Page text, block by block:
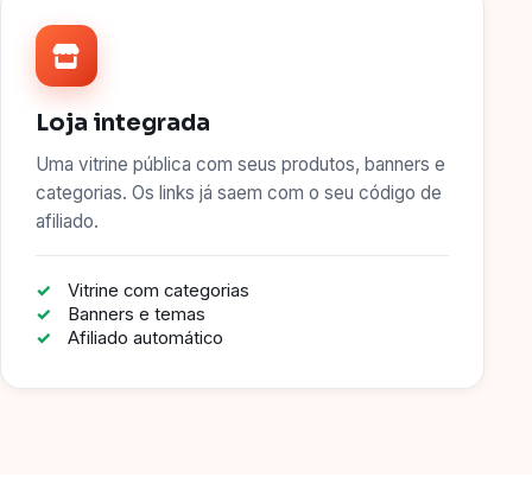
Loja integrada
Uma vitrine pública com seus produtos, banners e
categorias. Os links já saem com o seu código de
afiliado.
Vitrine com categorias
Banners e temas
Afiliado automático